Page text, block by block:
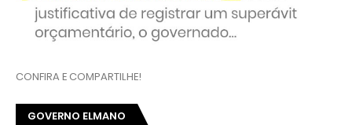
CONFIRA E COMPARTILHE!
GOVERNO ELMANO